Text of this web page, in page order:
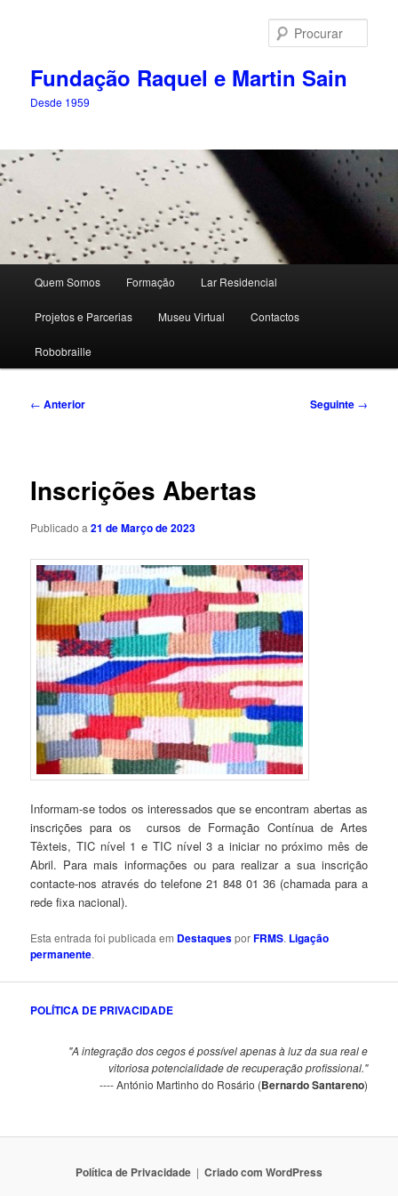
primárioFundação Raquel e Martin Sain
Desde 1959
principal
Quem Somos Formação Lar Residencial
Projetos e Parcerias Museu Virtual Contactos
Robobraille
Navegação
← Anterior Seguinte →
Inscrições Abertas
Publicado a21 de Março de 2023
Informam-se todos os interessados que se encontram abertas as
inscrições para os cursos de Formação Contínua de Artes
Têxteis, TIC nível 1 e TIC nível 3 a iniciar no próximo mês de
Abril. Para mais informações ou para realizar a sua inscrição
contacte-nos através do telefone 21 848 01 36 (chamada para a
rede fixa nacional).
Esta entrada foi publicada em DestaquesporFRMS. Ligação
permanente.
POLÍTICA DE PRIVACIDADE
"A integração dos cegos é possível apenas à luz da sua real e
vitoriosa potencialidade de recuperação profissional."
---- António Martinho do Rosário (Bernardo Santareno)
Política de Privacidade Criado com WordPress